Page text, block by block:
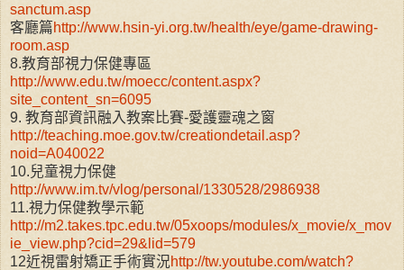
sanctum.asp
客廳篇http://www.hsin-yi.org.tw/health/eye/game-drawing-
room.asp
8.教育部視力保健專區
http://www.edu.tw/moecc/content.aspx?
site_content_sn=6095
9. 教育部資訊融入教案比賽-愛護靈魂之窗
http://teaching.moe.gov.tw/creationdetail.asp?
noid=A040022
10.兒童視力保健
http://www.im.tv/vlog/personal/1330528/2986938
11.視力保健教學示範
http://m2.takes.tpc.edu.tw/05xoops/modules/x_movie/x_mov
ie_view.php?cid=29&lid=579
12近視雷射矯正手術實況http://tw.youtube.com/watch?